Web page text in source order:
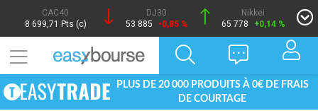
CAC40
8 699,71 Pts (c)
DJ30
53 885
-0,85 %
Nikkei
65 778
+0,14 %
PLUS DE 20 000 PRODUITS À 0€ DE FRAIS
DE COURTAGE